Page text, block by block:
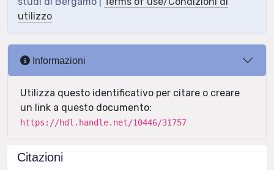
utilizzo
Informazioni
Utilizza questo identificativo per citare o creare
un link a questo documento:
https://hdl.handle.net/10446/31757
Citazioni